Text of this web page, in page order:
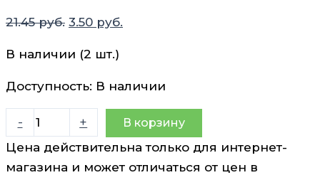
21.45руб. Первоначальная
составляла
21.45 руб..
3.50 руб.
В наличии (2 шт.)
Доступность: В наличии
-
Количество
товара
Лантамед
+ В корзину
Цена действительна только для интернет-
магазина и может отличаться от цен в